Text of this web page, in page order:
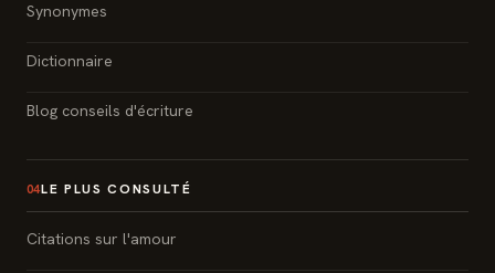
Synonymes
Dictionnaire
Blog conseils d'écriture
04LE PLUS CONSULTÉ
Citations sur l'amour